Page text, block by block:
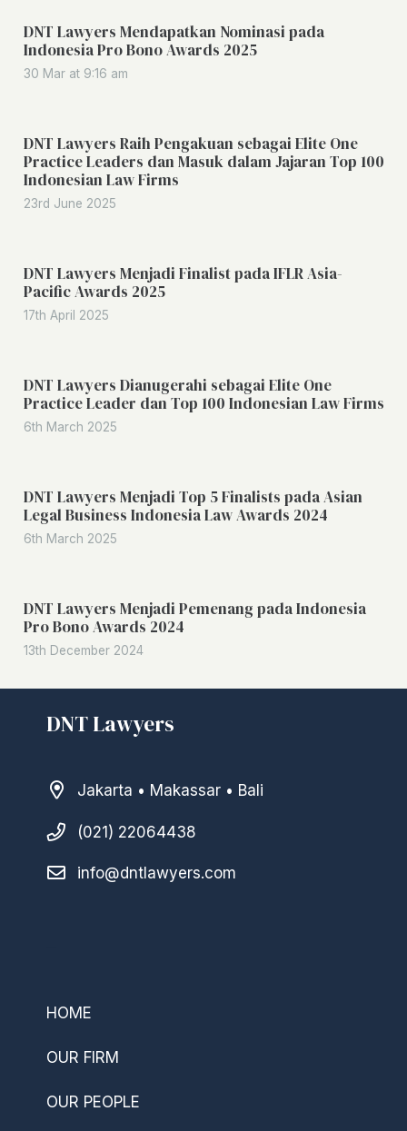
DNT Lawyers Mendapatkan Nominasi pada
Indonesia Pro Bono Awards 2025
30 Mar at 9:16 am
DNT Lawyers Raih Pengakuan sebagai Elite One
Practice Leaders dan Masuk dalam Jajaran Top 100
Indonesian Law Firms
23rd June 2025
DNT Lawyers Menjadi Finalist pada IFLR Asia-
Pacific Awards 2025
17th April 2025
DNT Lawyers Dianugerahi sebagai Elite One
Practice Leader dan Top 100 Indonesian Law Firms
6th March 2025
DNT Lawyers Menjadi Top 5 Finalists pada Asian
Legal Business Indonesia Law Awards 2024
6th March 2025
DNT Lawyers Menjadi Pemenang pada Indonesia
Pro Bono Awards 2024
13th December 2024
DNT Lawyers
Jakarta • Makassar • Bali
(021) 22064438
info@dntlawyers.com
HOME
OUR FIRM
OUR PEOPLE